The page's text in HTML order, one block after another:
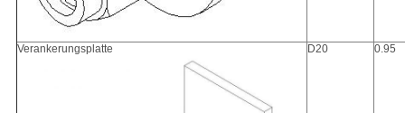
Verankerungsplatte D20 0.95